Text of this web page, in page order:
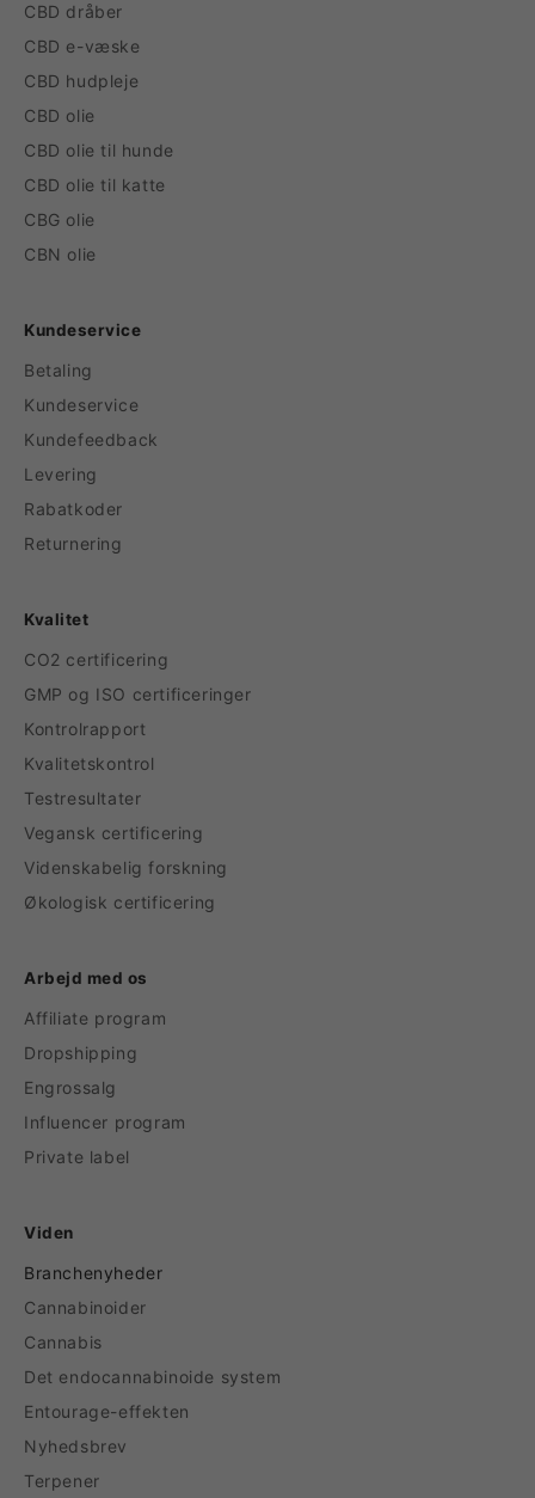
CBD dråber
CBD e-væske
CBD hudpleje
CBD olie
CBD olie til hunde
CBD olie til katte
CBG olie
CBN olie
Kundeservice
Betaling
Kundeservice
Kundefeedback
Levering
Rabatkoder
Returnering
Kvalitet
CO2 certificering
GMP og ISO certificeringer
Kontrolrapport
Kvalitetskontrol
Testresultater
Vegansk certificering
Videnskabelig forskning
Økologisk certificering
Arbejd med os
Affiliate program
Dropshipping
Engrossalg
Influencer program
Private label
Viden
Branchenyheder
Cannabinoider
Cannabis
Det endocannabinoide system
Entourage-effekten
Nyhedsbrev
Terpener